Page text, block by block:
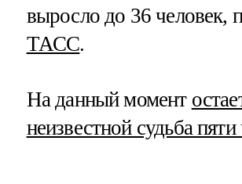
выросло до 36 человек,
ТАСС.
На данный момент
неизвестной судьба пяти